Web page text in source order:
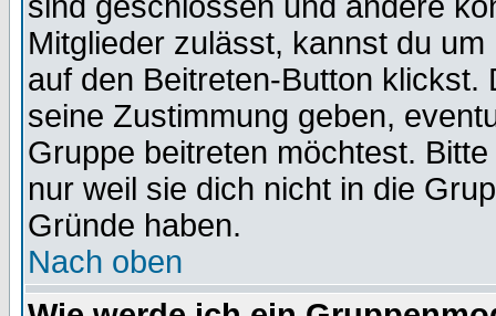
Mitglieder zulässt, kannst du
auf den Beitreten-Button
seine Zustimmung geben,
Gruppe beitreten möchtest.
nur weil sie dich nicht in die
Gründe haben.
Nach oben